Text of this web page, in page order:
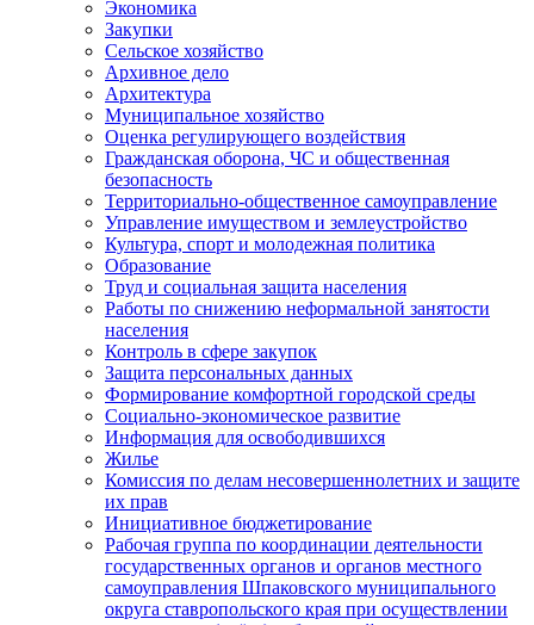
Экономика
Закупки
Сельское хозяйство
Архивное дело
Архитектура
Муниципальное хозяйство
Оценка регулирующего воздействия
Гражданская оборона, ЧС и общественная
безопасность
Территориально-общественное самоуправление
Управление имуществом и землеустройство
Культура, спорт и молодежная политика
Образование
Труд и социальная защита населения
Работы по снижению неформальной занятости
населения
Контроль в сфере закупок
Защита персональных данных
Формирование комфортной городской среды
Социально-экономическое развитие
Информация для освободившихся
Жилье
Комиссия по делам несовершеннолетних и защите
их прав
Инициативное бюджетирование
Рабочая группа по координации деятельности
государственных органов и органов местного
самоуправления Шпаковского муниципального
округа ставропольского края при осуществлении